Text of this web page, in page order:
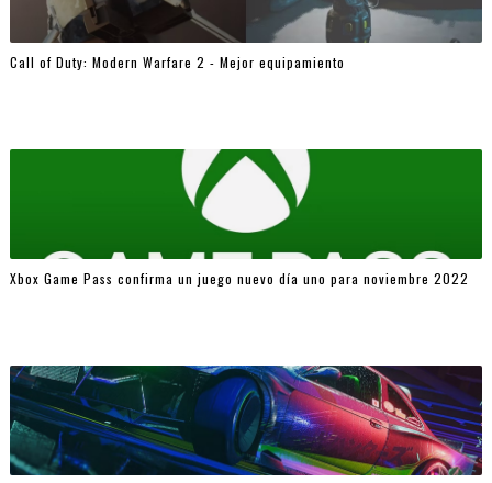
Call of Duty: Modern Warfare 2 - Mejor equipamiento
Xbox Game Pass confirma un juego nuevo día uno para noviembre 2022